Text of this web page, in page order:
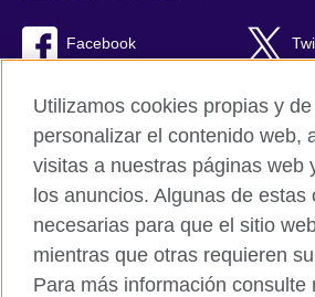
Facebook
British Council Global
Políticas de privacidad y condiciones de
Cookies
Utilizamos cookies propias y
personalizar el contenido web,
visitas a nuestras páginas web
los anuncios. Algunas de estas
necesarias para que el sitio
mientras que otras requieren
Para más información consulte